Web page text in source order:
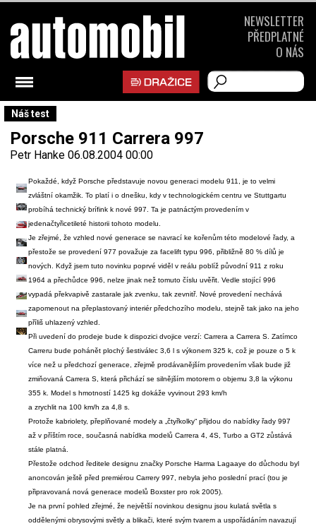
Náš test
Porsche 911 Carrera 997
Petr Hanke 06.08.2004 00:00
Pokaždé, když Porsche představuje novou generaci modelu 911, je to velmi
zvláštní okamžik. To platí i o dnešku, kdy v technologickém centru ve Stuttgartu
probíhá technický brífink k nové 997. Ta je patnáctým provedením v
jedenačtyřicetileté historii tohoto modelu.
Je zřejmé, že vzhled nové generace se navrací ke kořenům této modelové řady, a
přestože se provedení 977 považuje za facelift typu 996, přibližně 80 % dílů je
nových. Když jsem tuto novinku poprvé viděl v reálu poblíž původní 911 z roku
1964 a přechůdce 996, nelze jinak než tomuto číslu uvěřit. Vedle stojící 996
vypadá překvapivě zastarale jak zvenku, tak zevnitř. Nové provedení nechává
zapomenout na přeplastovaný interiér předchozího modelu, stejně tak jako na jeho
příliš uhlazený vzhled.
Při uvedení do prodeje bude k dispozici dvojice verzí: Carrera a Carrera S. Zatímco
Carreru bude pohánět plochý šestiválec 3,6 l s výkonem 325 k, což je pouze o 5 k
více než u předchozí generace, zřejmě prodávanějším provedením však bude již
zmiňovaná Carrera S, která přichází se silnějším motorem o objemu 3,8 la výkonu
355 k. Model s hmotností 1425 kg dokáže vyvinout 293 km/h
a zrychlit na 100 km/h za 4,8 s.
Protože kabriolety, přeplňované modely a „čtyřkolky“ přijdou do nabídky řady 997
až v příštím roce, současná nabídka modelů Carrera 4, 4S, Turbo a GT2 zůstává
stále platná.
Přestože odchod ředitele designu značky Porsche Harma Lagaaye do důchodu byl
anoncován ještě před premiérou Carrery 997, nebyla jeho poslední prací (tou je
připravovaná nová generace modelů Boxster pro rok 2005).
Je na první pohled zřejmé, že největší novinkou designu jsou kulatá světla s
oddělenými obrysovými světly a blikači, které svým tvarem a uspořádáním navazují
NEWSLETTER
PŘEDPLATNÉ
O NÁS